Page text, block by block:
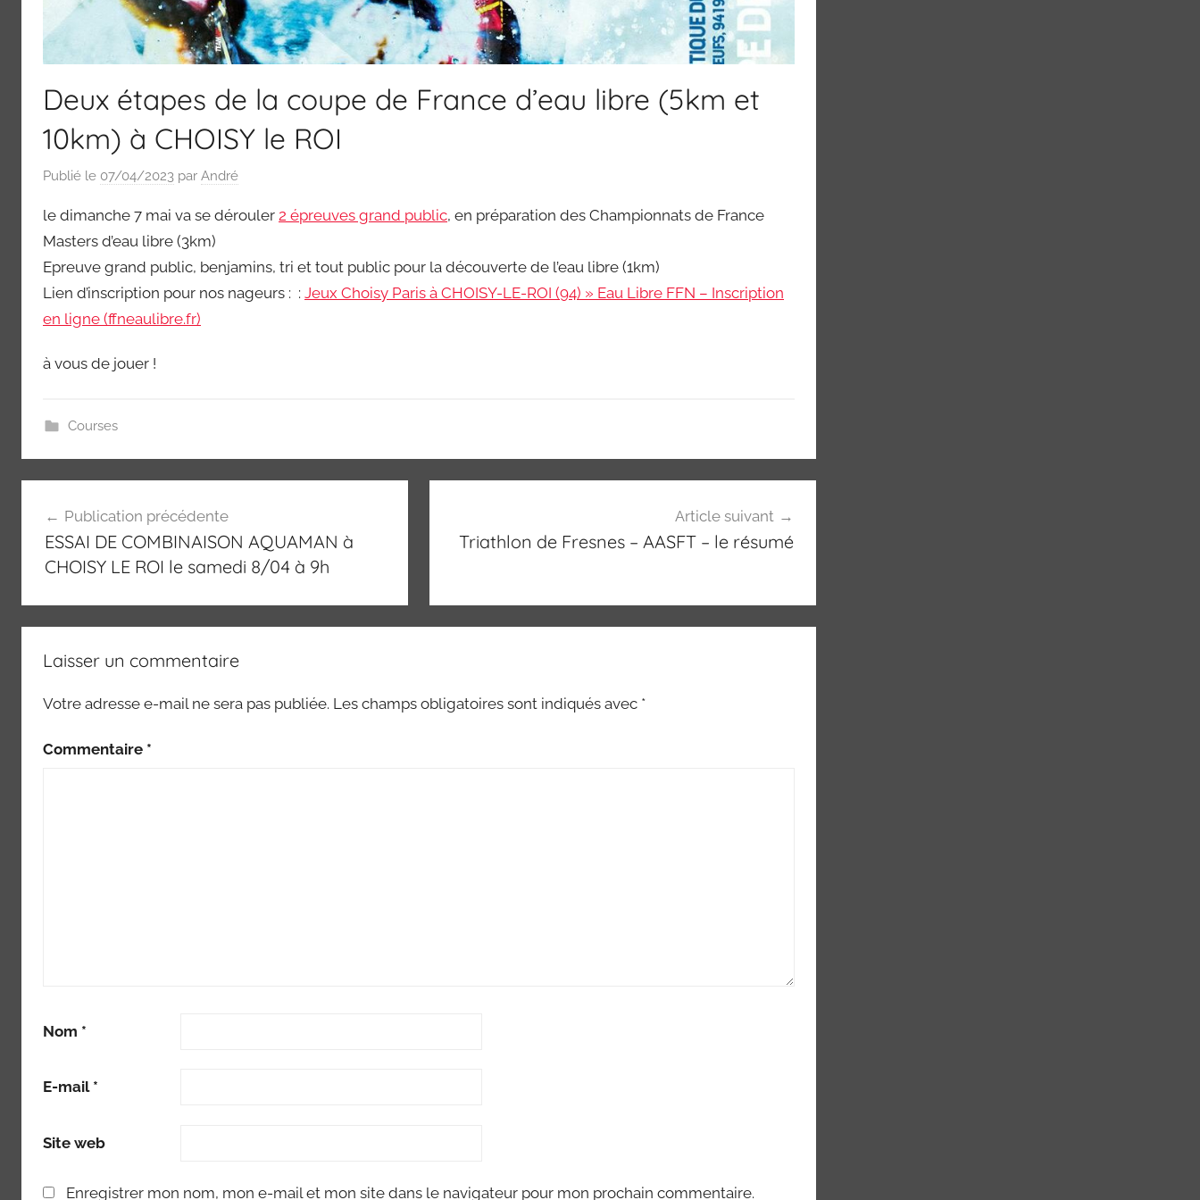
Deux étapes de la coupe de France d’eau libre (5km et
10km) à CHOISY le ROI
Publié le 07/04/2023 par André
le dimanche 7 mai va se dérouler 2 épreuves grand public, en préparation des Championnats de France
Masters d’eau libre (3km)
Epreuve grand public, benjamins, tri et tout public pour la découverte de l’eau libre (1km)
Lien d’inscription pour nos nageurs : : Jeux Choisy Paris à CHOISY-LE-ROI (94) » Eau Libre FFN – Inscription
en ligne (ffneaulibre.fr)
à vous de jouer !
Courses
de
l’article
Publication précédente
ESSAI DE COMBINAISON AQUAMAN à
CHOISY LE ROI le samedi 8/04 à 9h
Article suivant
Triathlon de Fresnes – AASFT – le résumé
Laisser un commentaire
Votre adresse e-mail ne sera pas publiée. Les champs obligatoires sont indiqués avec *
Commentaire *
Nom *
E-mail *
Site web
Enregistrer mon nom, mon e-mail et mon site dans le navigateur pour mon prochain commentaire.